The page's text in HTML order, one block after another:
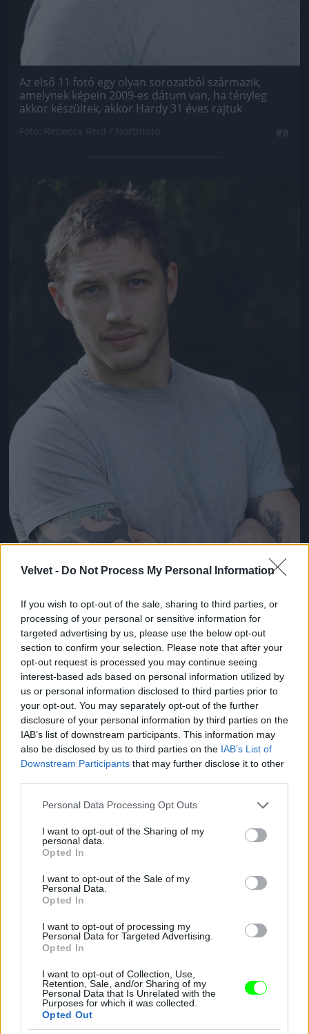
Velvet - Do Not Process My Personal Information
If you wish to opt-out of the sale, sharing to third parties, or
processing of your personal or sensitive information for
targeted advertising by us, please use the below opt-out
section to confirm your selection. Please note that after your
opt-out request is processed you may continue seeing
interest-based ads based on personal information utilized by
us or personal information disclosed to third parties prior to
your opt-out. You may separately opt-out of the further
disclosure of your personal information by third parties on the
IAB’s list of downstream participants. This information may
also be disclosed by us to third parties on the IAB’s List of
Downstream Participants that may further disclose it to other
Please note that this website/app uses one or more Google
not limited to your visit or usage behaviour. You may click to
grant or deny consent to Google and its third-party tags to
use your data for below specified purposes in below Google
consent section.
Personal Data Processing Opt Outs
I want to opt-out of the Sharing of my
personal data.
Opted In
I want to opt-out of the Sale of my
Personal Data.
Opted In
I want to opt-out of processing my
Personal Data for Targeted Advertising.
Opted In
I want to opt-out of Collection, Use,
Retention, Sale, and/or Sharing of my
Personal Data that Is Unrelated with the
Purposes for which it was collected.
Opted Out
Az első 11 fotó egy olyan sorozatból származik,
amelynek képein 2009-es dátum van, ha tényleg
akkor készültek, akkor Hardy 31 éves rajtuk
Jön még kép!
Az első 11 fotó egy olyan sorozatból származik,
amelynek képein 2009-es dátum van, ha tényleg
akkor készültek, akkor Hardy 31 éves rajtuk
Fotó: Rebecca Reid / Northfoto #9
Jön még kép!